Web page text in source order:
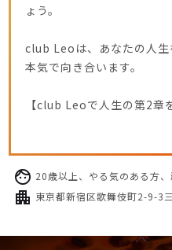
ょう。
club Leoは、あなたの人生
本気で向き合います。
【club Leoで人生の第2章
20歳以上、やる気のある方
東京都新宿区歌舞伎町2-9-3